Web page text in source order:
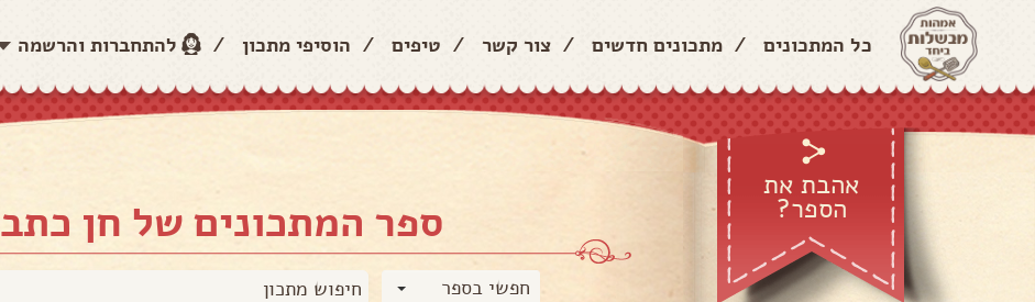
כל המתכונים / מתכונים חדשים / צור קשר / טיפים / הוסיפי מתכון / להתחברות והרשמה
אהבת את
הספר? ספר המתכונים של חן כתב
חפשי בספר